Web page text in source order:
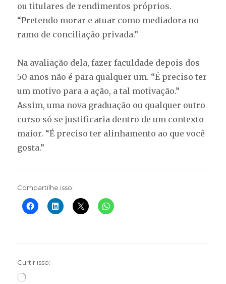
ou titulares de rendimentos próprios.
“Pretendo morar e atuar como mediadora no
ramo de conciliação privada.”
Na avaliação dela, fazer faculdade depois dos
50 anos não é para qualquer um. “É preciso ter
um motivo para a ação, a tal motivação.”
Assim, uma nova graduação ou qualquer outro
curso só se justificaria dentro de um contexto
maior. “É preciso ter alinhamento ao que você
gosta.”
Compartilhe isso:
Curtir isso:
Carregando...